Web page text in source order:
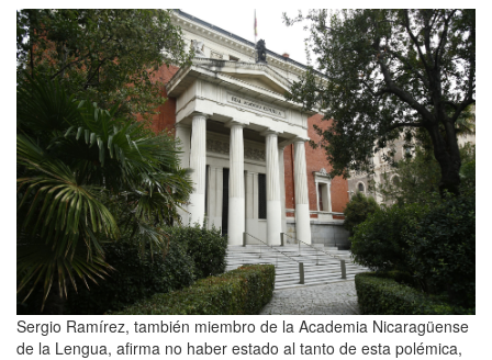
Sergio Ramírez, también miembro de la Academia Nicaragüense
de la Lengua, afirma no haber estado al tanto de esta polémica,